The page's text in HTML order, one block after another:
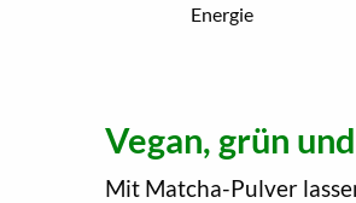
Energie
Vegan, grün
Mit Matcha-Pulver